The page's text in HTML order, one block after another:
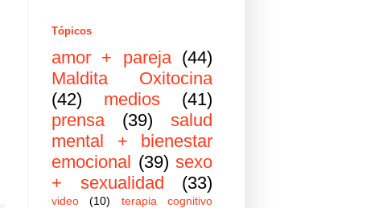
Tópicos
amor + pareja (44)
Maldita Oxitocina
(42)
medios
(41)
prensa
(39)
salud
mental + bienestar
emocional (39) sexo
+ sexualidad
(33)
video (10)
terapia cognitivo